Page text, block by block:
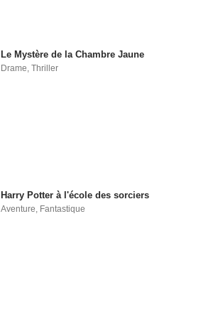
Le Mystère de la Chambre Jaune
Drame,Thriller
Harry Potter à l'école des sorciers
Aventure, Fantastique